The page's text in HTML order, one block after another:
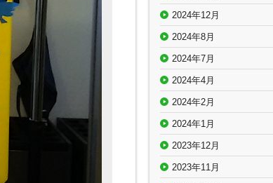
2024年12月
2024年8月
2024年7月
2024年4月
2024年2月
2024年1月
2023年12月
2023年11月